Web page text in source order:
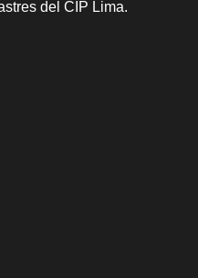
del CIP Lima.